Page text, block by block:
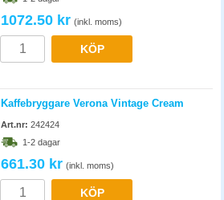
1072.50 kr (inkl. moms)
KÖP
Kaffebryggare Verona Vintage Cream
Art.nr: 242424
1-2 dagar
661.30 kr (inkl. moms)
KÖP